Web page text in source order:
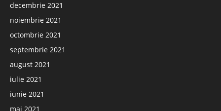
decembrie 2021
noiembrie 2021
octombrie 2021
septembrie 2021
august 2021
iulie 2021
iunie 2021
mai 2021